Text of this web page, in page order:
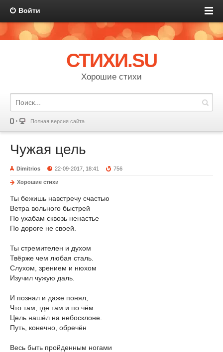
Войти
СТИХИ.SU
Хорошие стихи
Полная версия сайта
Чужая цель
Dimitrios 22-09-2017, 18:41 756
Хорошие стихи
Ты бежишь навстречу счастью
Ветра вольного быстрей
По ухабам сквозь ненастье
По дороге не своей.
Ты стремителен и духом
Твёрже чем любая сталь.
Слухом, зрением и нюхом
Изучил чужую даль.
И познал и даже понял,
Что там, где там и по чём.
Цель нашёл на небосклоне.
Путь, конечно, обречён
Весь быть пройденным ногами